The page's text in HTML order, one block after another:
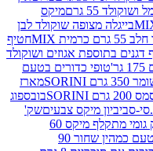
מיקס
שוקולד לבן
חטיף
אגוזים ושוקולד
כדורים בטעם
מארז
בובספוג
צבעיםשק'
ממתק גומי מתקלף מיקס 60
לייס בטעם כמהין שחור 90